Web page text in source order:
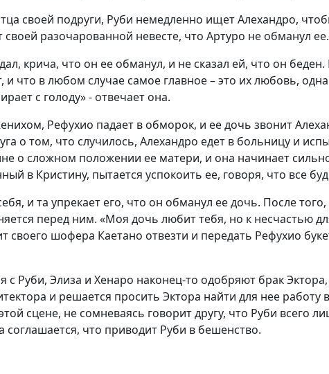
своей подруги, Руби немедленно ищет Алехандро,
разочарованной невесте, что Артуро не обманул ее.
крича, что он ее обманул, и не сказал ей, что он
и что в любом случае самое главное – это их любовь,
с голоду» - отвечает она.
Рефухио падает в обморок, и ее дочь звонит
о том, что случилось, Алехандро едет в больницу и
о сложном положении ее матери, и она начинает
в Кристину, пытается успокоить ее, говоря, что все
и та упрекает его, что он обманул ее дочь. После
перед ним. «Моя дочь любит тебя, но к несчастью
шофера Каетано отвезти и передать Рефухио
Руби, Элиза и Хенаро наконец-то одобряют брак
и решается просить Эктора найти для нее
сцене, не сомневаясь говорит другу, что Руби всего
что приводит Руби в бешенство.